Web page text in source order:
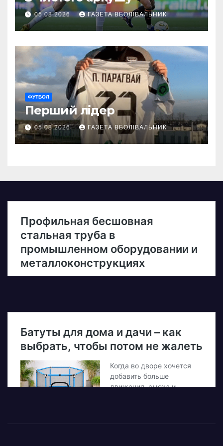
05.08.2026 ГАЗЕТА ВБОЛІВАЛЬНИК
ФУТБОЛ
Перший лідер
05.08.2026 ГАЗЕТА ВБОЛІВАЛЬНИК